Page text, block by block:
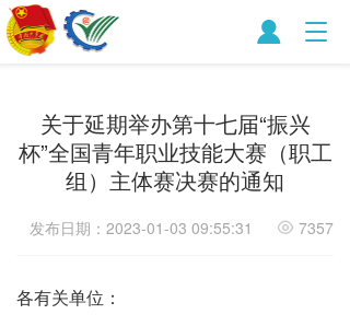
T
e
n
i
关于延期举办第十七届“振兴
杯”全国青年职业技能大赛（职工
组）主体赛决赛的通知
发布日期：2023-01-03 09:55:31 7357
各有关单位：